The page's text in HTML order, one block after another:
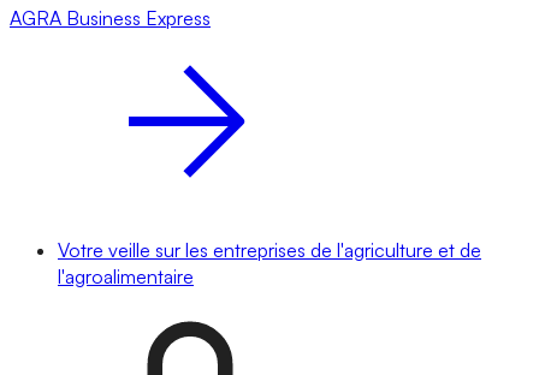
AGRA Business Express
Votre veille sur les entreprises de l'agriculture et de
l'agroalimentaire